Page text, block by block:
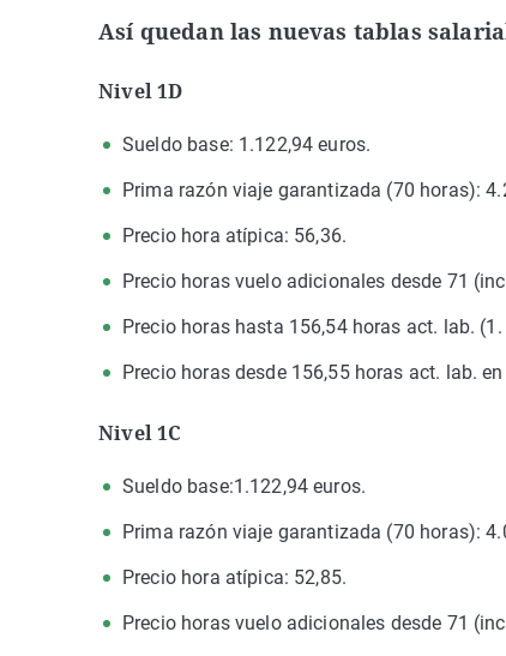
Así quedan las nuevas tablas
Nivel 1D
Sueldo base: 1.122,94 euros.
Prima razón viaje garantizada (70 horas):
Precio hora atípica: 56,36.
Precio horas vuelo adicionales desde 71
Precio horas hasta 156,54 horas act. lab.
Precio horas desde 156,55 horas act. lab.
Nivel 1C
Sueldo base:1.122,94 euros.
Prima razón viaje garantizada (70 horas):
Precio hora atípica: 52,85.
Precio horas vuelo adicionales desde 71